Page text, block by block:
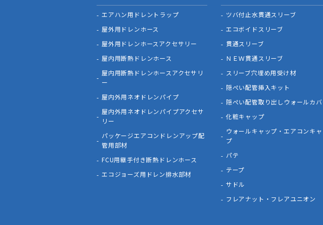
エアハン用ドレントラップ
屋外用ドレンホース
屋外用ドレンホースアクセサリー
屋内用断熱ドレンホース
屋内用断熱ドレンホースアクセサリ
ー
屋内外用ネオドレンパイプ
屋内外用ネオドレンパイプアクセサ
リー
パッケージエアコンドレンアップ配
管用部材
FCU用継手付き断熱ドレンホース
エコジョーズ用ドレン排水部材
ツバ付止水貫通スリーブ
エコボイドスリーブ
貫通スリーブ
ＮＥＷ貫通スリーブ
スリーブ穴埋め用受け材
隠ぺい配管挿入キット
隠ぺい配管取り出しウォールカ
化粧キャップ
ウォールキャップ・エアコンキャ
プ
パテ
テープ
サドル
フレアナット・フレアユニオン